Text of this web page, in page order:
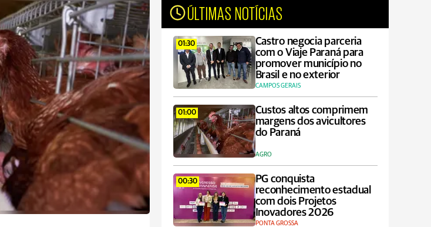
ÚLTIMAS NOTÍCIAS
01:30
Castro negocia parceria
com o Viaje Paraná para
promover município no
Brasil e no exterior
CAMPOS GERAIS
01:00
Custos altos comprimem
margens dos avicultores
do Paraná
AGRO
00:30
PG conquista
reconhecimento estadual
com dois Projetos
Inovadores 2026
PONTA GROSSA